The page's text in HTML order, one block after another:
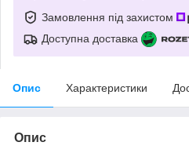
Замовлення під захистом
Доступна доставка
Опис Характеристики
Опис